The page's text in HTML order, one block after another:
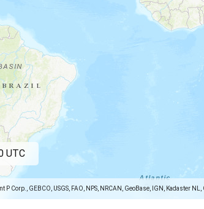
P Corp., GEBCO, USGS, FAO, NPS, NRCAN, GeoBase, IGN, Kadaster
UTC